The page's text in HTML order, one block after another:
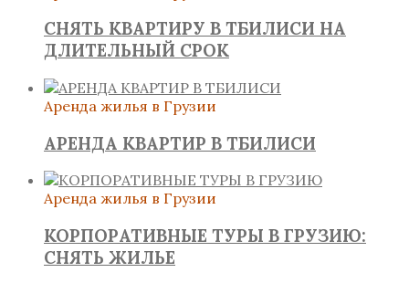
СНЯТЬ КВАРТИРУ В ТБИЛИСИ НА
ДЛИТЕЛЬНЫЙ СРОК
Аренда жилья в Грузии
АРЕНДА КВАРТИР В ТБИЛИСИ
Аренда жилья в Грузии
КОРПОРАТИВНЫЕ ТУРЫ В ГРУЗИЮ:
СНЯТЬ ЖИЛЬЕ